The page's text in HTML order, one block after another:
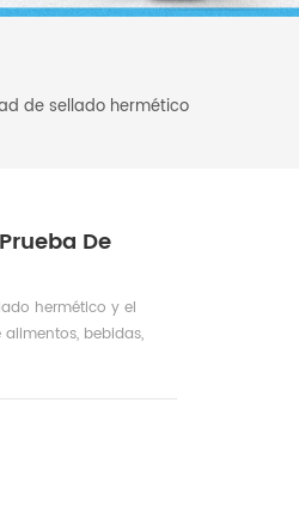
de sellado hermético
De
hermético y el
bebidas,